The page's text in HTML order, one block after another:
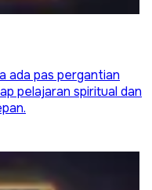
ada pas pergantian
pelajaran spiritual dan